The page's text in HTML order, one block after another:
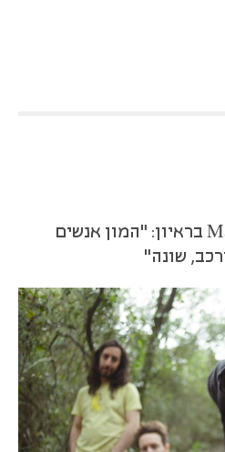
איתי זבולון מ-Mayonesa בראיון: "המון אנשים
שונה"